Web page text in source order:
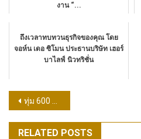
งาน “...
ถึงเวลาทบทวนธุรกิจของคุณ โดย
จอห์น เดอ ซิโมน ประธานบริษัท เฮอร์
บาไลฟ์ นิวทริชั่น
แนะแนว
เรื่อง
ทุ่ม 600 ล้านรีแบรนด์ครั้งใหญ่ รพ.ธนบุรี 2 เปลี่ยนเป็น” โรงพยาบาลธนบุรี ทวีวัฒนา ” ก้าวสู่ปีที่ 30 พัฒนาเป็นโรงพยาบาลตติยภูมิ
RELATED POSTS